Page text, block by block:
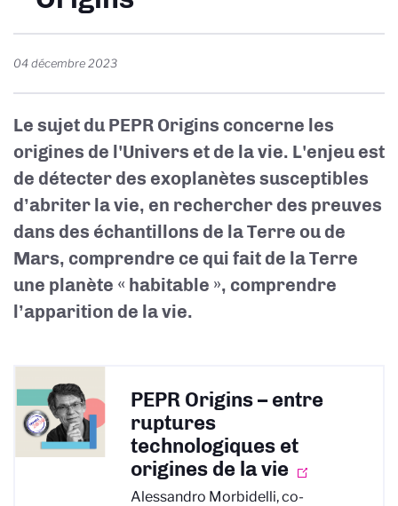
04 décembre 2023
Le sujet du PEPR Origins concerne les
origines de l'Univers et de la vie. L'enjeu est
de détecter des exoplanètes susceptibles
d’abriter la vie, en rechercher des preuves
dans des échantillons de la Terre ou de
Mars, comprendre ce qui fait de la Terre
une planète « habitable », comprendre
l’apparition de la vie.
PEPR Origins – entre
ruptures
technologiques et
origines de la vie
Alessandro Morbidelli, co-